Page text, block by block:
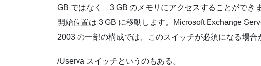
GB ではなく、3 GB のメモリにアクセスすることができ
開始位置は 3 GB に移動します。Microsoft Exchange
2003 の一部の構成では、このスイッチが必須になる場合
/Userva スイッチというのもある。